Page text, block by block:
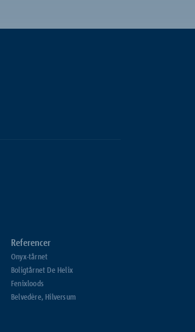
Referencer
Onyx-tårnet
Boligtårnet De Helix
Fenixloods
Belvedère, Hilversum